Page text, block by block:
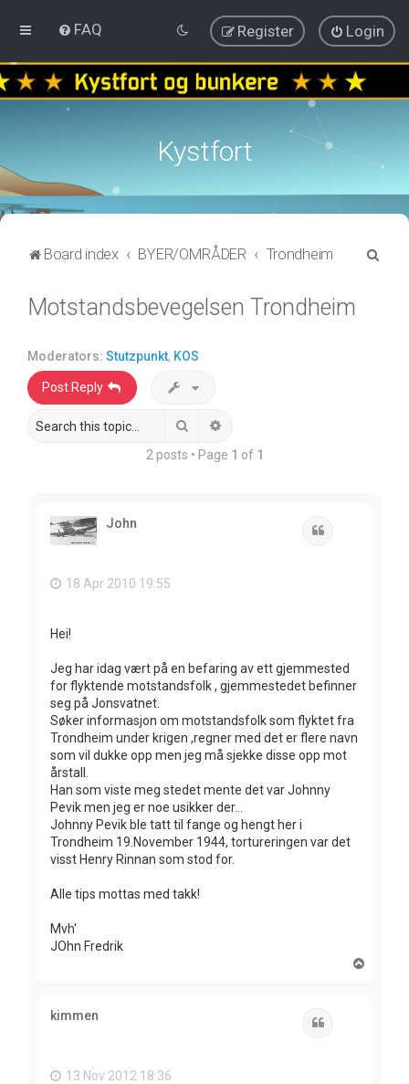
FAQ Login
Register
Kystfort
Board index BYER/OMRÅDER Trondheim
Motstandsbevegelsen Trondheim
Moderators: Stutzpunkt, KOS
Post Reply
Search
2 posts • Page 1 of 1
John
18 Apr 2010 19:55
Hei!
Jeg har idag vært på en befaring av ett gjemmested
for flyktende motstandsfolk , gjemmestedet befinner
seg på Jonsvatnet.
Søker informasjon om motstandsfolk som flyktet fra
Trondheim under krigen ,regner med det er flere navn
som vil dukke opp men jeg må sjekke disse opp mot
årstall.
Han som viste meg stedet mente det var Johnny
Pevik men jeg er noe usikker der...
Johnny Pevik ble tatt til fange og hengt her i
Trondheim 19.November 1944, tortureringen var det
visst Henry Rinnan som stod for.
Alle tips mottas med takk!
Mvh'
JOhn Fredrik
kimmen
13 Nov 2012 18:36